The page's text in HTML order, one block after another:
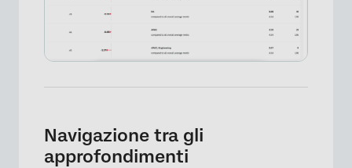
Navigazione tra gli
approfondimenti